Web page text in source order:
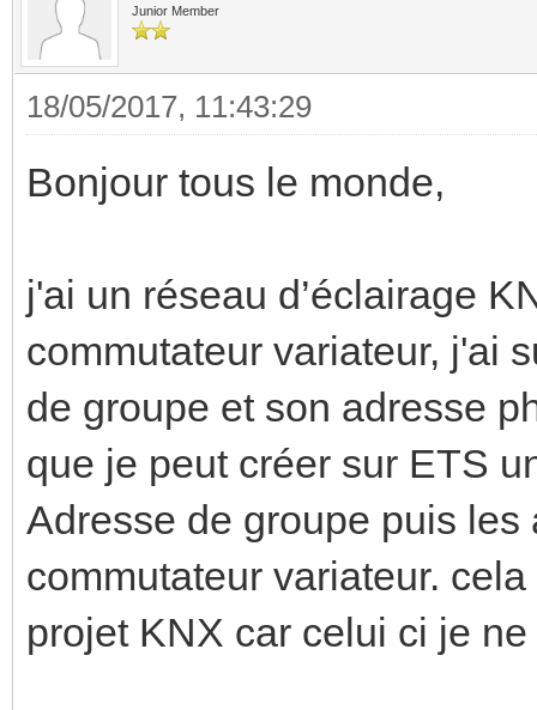
Junior Member
18/05/2017, 11:43:29
Bonjour tous le monde,
j'ai un réseau d’éclairage
commutateur variateur, j'ai
de groupe et son adresse
que je peut créer sur ETS
Adresse de groupe puis les
commutateur variateur.
projet KNX car celui ci je